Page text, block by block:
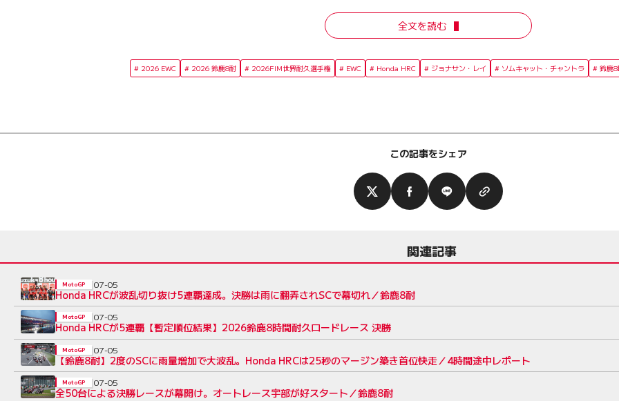
全文を読む
2026 EWC 2026 鈴鹿8耐 2026FIM世界耐久選手権 EWC Honda HRC ジョナサン・レイ ソムキャット・チャントラ 鈴鹿
この記事をシェア
関連記事
Honda HRCが波乱切り抜け5連覇達成。決勝は雨に翻弄されSCで幕切れ／鈴鹿8耐
MotoGP 07-05
Honda HRCが5連覇【暫定順位結果】2026鈴鹿8時間耐久ロードレース 決勝
MotoGP 07-05
【鈴鹿8耐】2度のSCに雨量増加で大波乱。Honda HRCは25秒のマージン築き首位快走／4時間途中レポート
MotoGP 07-05
全50台による決勝レースが幕開け。オートレース宇部が好スタート／鈴鹿8耐
MotoGP 07-05